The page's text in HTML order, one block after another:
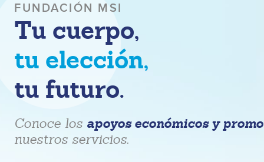
FUNDACIÓN MSI
Tu cuerpo,
tu elección,
tu futuro.
Conoce los apoyos económicos y
nuestros servicios.